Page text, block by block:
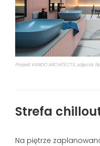
Projekt: KANDO ARCHITECTS, zdjęcia:
Strefa
Na piętrze